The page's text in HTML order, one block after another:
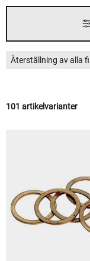
Återställning av alla
101 artikelvarianter